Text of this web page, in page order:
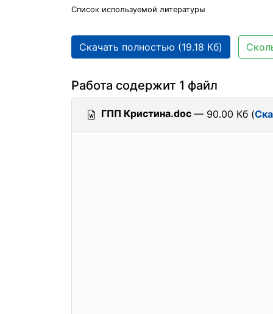
Список используемой литературы
Скачать полностью (19.18 Кб)
Работа содержит 1 файл
ГПП Кристина.doc — 90.00 Кб (